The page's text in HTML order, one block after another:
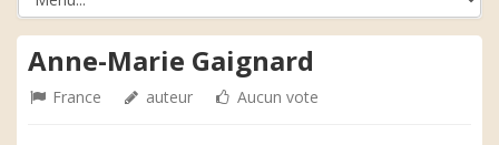
Anne-Marie Gaignard
France auteur Aucun vote